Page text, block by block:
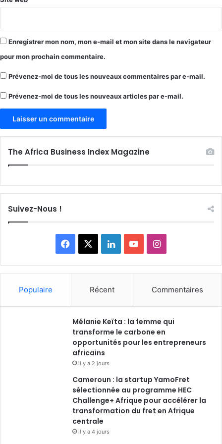
Enregistrer mon nom, mon e-mail et mon site dans le navigateur
pour mon prochain commentaire.
Prévenez-moi de tous les nouveaux commentaires par e-mail.
Prévenez-moi de tous les nouveaux articles par e-mail.
The Africa Business Index Magazine
Suivez-Nous !
Facebook LinkedinYouTubeInstagram
Populaire Récent Commentaires
Mélanie Keïta : la femme qui
transforme le carbone en
opportunités pour les entrepreneurs
africains
il y a 2 jours
Cameroun : la startup YamoFret
sélectionnée au programme HEC
Challenge+ Afrique pour accélérer la
transformation du fret en Afrique
centrale
il y a 4 jours